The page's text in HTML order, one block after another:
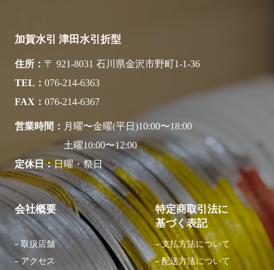
加賀水引 津田水引折型
住所
〒 921-8031 石川県金沢市野町1-1-36
TEL
076-214-6363
FAX
076-214-6367
営業時間
月曜〜金曜(平日)10:00〜18:00
土曜10:00〜12:00
定休日
日曜・祭日
会社概要
取扱店舗
アクセス
特定商取引法に
基づく表記
支払方法について
配送方法について